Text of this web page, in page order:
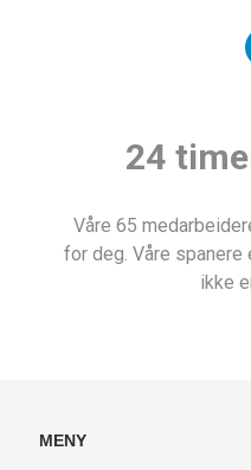
24
Våre 65
for deg. Våre spanere
ikke
MENY